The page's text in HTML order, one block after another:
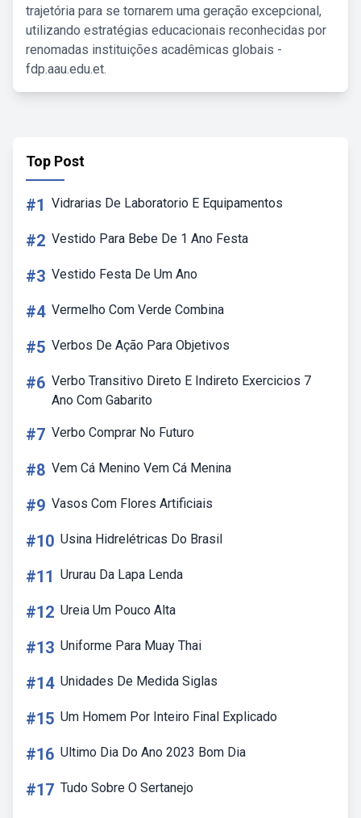
trajetória para se tornarem uma geração excepcional,
utilizando estratégias educacionais reconhecidas por
renomadas instituições acadêmicas globais -
fdp.aau.edu.et.
Top Post
#1 Vidrarias De Laboratorio E Equipamentos
#2 Vestido Para Bebe De 1 Ano Festa
#3 Vestido Festa De Um Ano
#4 Vermelho Com Verde Combina
#5 Verbos De Ação Para Objetivos
#6 Verbo Transitivo Direto E Indireto Exercicios 7
Ano Com Gabarito
#7 Verbo Comprar No Futuro
#8 Vem Cá Menino Vem Cá Menina
#9 Vasos Com Flores Artificiais
#10 Usina Hidrelétricas Do Brasil
#11 Ururau Da Lapa Lenda
#12 Ureia Um Pouco Alta
#13 Uniforme Para Muay Thai
#14 Unidades De Medida Siglas
#15 Um Homem Por Inteiro Final Explicado
#16 Ultimo Dia Do Ano 2023 Bom Dia
#17 Tudo Sobre O Sertanejo